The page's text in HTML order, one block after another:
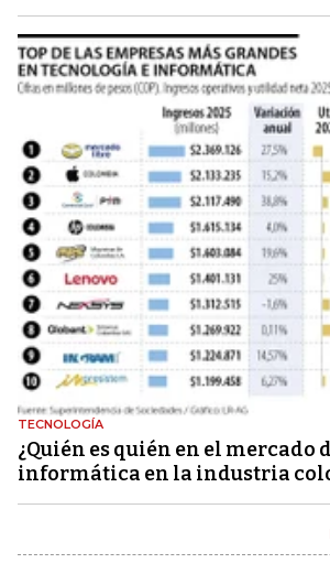
TECNOLOGÍA
¿Quién es quién en el mercado
informática en la industria